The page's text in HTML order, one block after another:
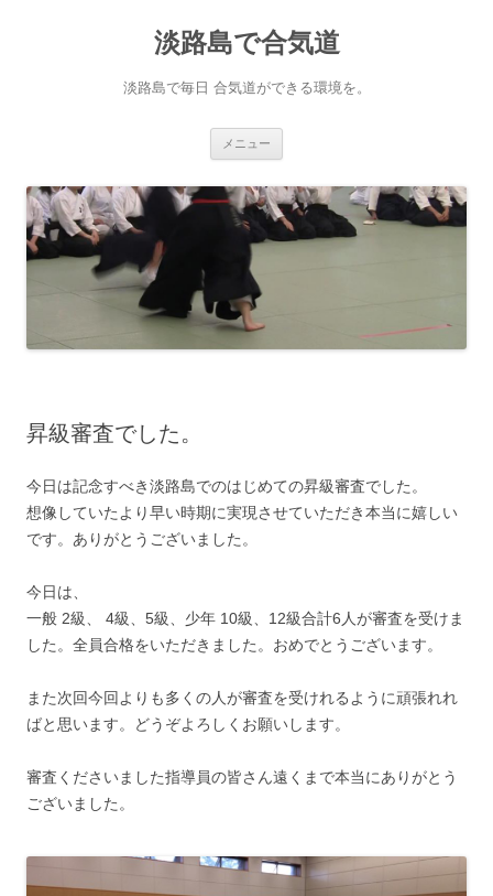
淡路島で合気道
淡路島で毎日 合気道ができる環境を。
メニュー
昇級審査でした。
今日は記念すべき淡路島でのはじめての昇級審査でした。
想像していたより早い時期に実現させていただき本当に嬉しい
です。ありがとうございました。
今日は、
一般 2級、 4級、5級、少年 10級、12級合計6人が審査を受けま
した。全員合格をいただきました。おめでとうございます。
また次回今回よりも多くの人が審査を受けれるように頑張れれ
ばと思います。どうぞよろしくお願いします。
審査くださいました指導員の皆さん遠くまで本当にありがとう
ございました。